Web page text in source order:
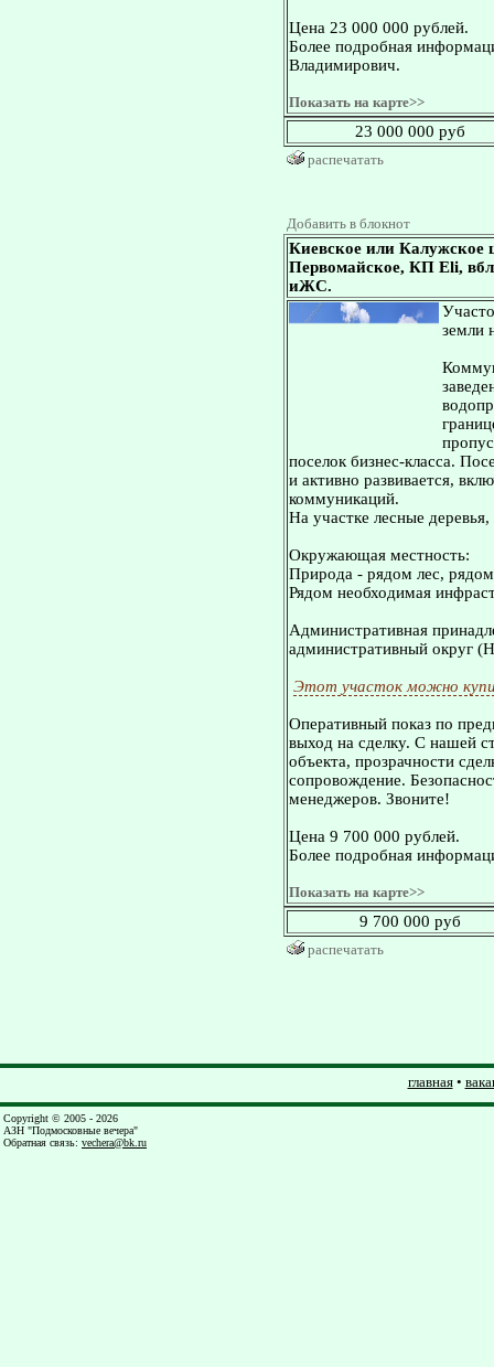
Цена 23 000 000 рублей.
Более подробная
Владимирович.
Показать на карте>>
23 000 000 руб
распечатать
Добавить в блокнот
Киевское или
Первомайское, КП Eli,
иЖС.
земли
поселок бизнес-класса.
и активно развивается,
коммуникаций.
На участке лесные
Окружающая местность:
Природа - рядом лес,
Рядом необходимая
Административная
административный округ
Этот участок можно
Оперативный показ по
выход на сделку. С нашей
объекта, прозрачности
сопровождение.
менеджеров. Звоните!
Цена 9 700 000 рублей.
Более подробная
Показать на карте>>
9 700 000 руб
распечатать
главная•
Copyright © 2005 - 2026
АЗН "Подмосковные вечера"
Обратная связь: vechera@bk.ru